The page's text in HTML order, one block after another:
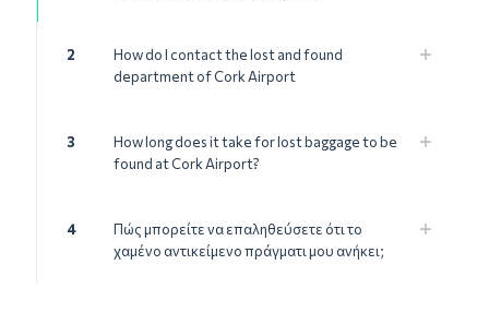
2
How do I contact the lost and found
department of Cork Airport
3
How long does it take for lost baggage to be
found at Cork Airport?
4
Πώς μπορείτε να επαληθεύσετε ότι το
χαμένο αντικείμενο πράγματι μου ανήκει;